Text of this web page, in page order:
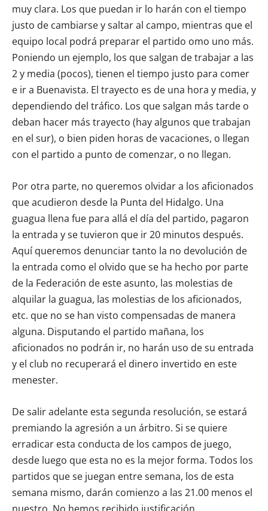
muy clara. Los que puedan ir lo harán con el tiempo
justo de cambiarse y saltar al campo, mientras que el
equipo local podrá preparar el partido omo uno más.
Poniendo un ejemplo, los que salgan de trabajar a las
2 y media (pocos), tienen el tiempo justo para comer
e ir a Buenavista. El trayecto es de una hora y media, y
dependiendo del tráfico. Los que salgan más tarde o
deban hacer más trayecto (hay algunos que trabajan
en el sur), o bien piden horas de vacaciones, o llegan
con el partido a punto de comenzar, o no llegan.
Por otra parte, no queremos olvidar a los aficionados
que acudieron desde la Punta del Hidalgo. Una
guagua llena fue para allá el día del partido, pagaron
la entrada y se tuvieron que ir 20 minutos después.
Aquí queremos denunciar tanto la no devolución de
la entrada como el olvido que se ha hecho por parte
de la Federación de este asunto, las molestias de
alquilar la guagua, las molestias de los aficionados,
etc. que no se han visto compensadas de manera
alguna. Disputando el partido mañana, los
aficionados no podrán ir, no harán uso de su entrada
y el club no recuperará el dinero invertido en este
menester.
De salir adelante esta segunda resolución, se estará
premiando la agresión a un árbitro. Si se quiere
erradicar esta conducta de los campos de juego,
desde luego que esta no es la mejor forma. Todos los
partidos que se juegan entre semana, los de esta
semana mismo, darán comienzo a las 21.00 menos el